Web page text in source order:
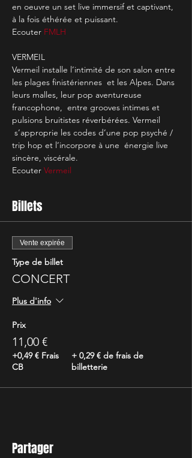
en oeuvre un set live immersif et captivant,
à la fois éthérée et puissant.
Ecouter FMLH
VERMEIL
Vermeil installe l’intimité de son salon entre
les plages finistériennes  et les Alpes. Dans
leurs malles, leur pop aventureuse
francophone,  entre grooves intimes et
pulsions bruitistes réverbérées. Vermeil
s’approprie les codes d’une pop psyché /
trip hop et l’incorpore à une  énergie live
sincère, viscérale.
Ecouter Vermeil
Billets
Vente expirée
Type de billet
CONCERT
Plus d'info
Prix
11,00 €
+0,49 € Frais
CB
+ 0,29 € de frais de
billetterie
Partager